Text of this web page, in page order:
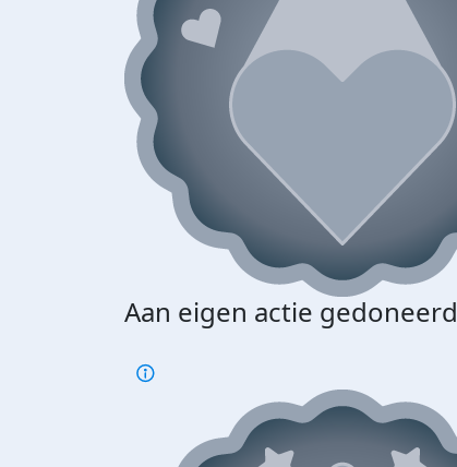
Aan eigen actie gedoneerd